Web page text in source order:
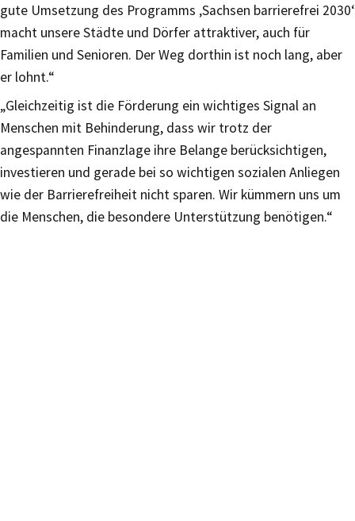
gute Umsetzung des Programms ‚Sachsen barrierefrei 2030‘
macht unsere Städte und Dörfer attraktiver, auch für
Familien und Senioren. Der Weg dorthin ist noch lang, aber
er lohnt.“
„Gleichzeitig ist die Förderung ein wichtiges Signal an
Menschen mit Behinderung, dass wir trotz der
angespannten Finanzlage ihre Belange berücksichtigen,
investieren und gerade bei so wichtigen sozialen Anliegen
wie der Barrierefreiheit nicht sparen. Wir kümmern uns um
die Menschen, die besondere Unterstützung benötigen.“